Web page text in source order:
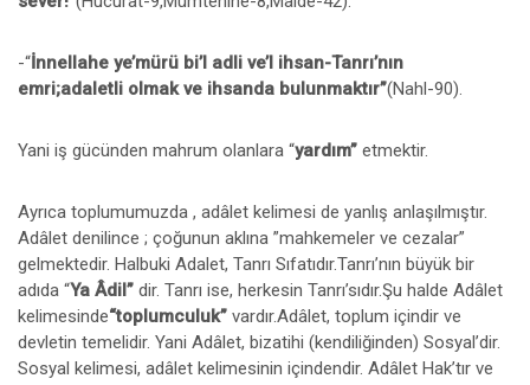
-“İnnellahe ye’mürü bi’l adli ve’l ihsan-Tanrı’nın
emri;adaletli olmak ve ihsanda bulunmaktır”(Nahl-90).
Yani iş gücünden mahrum olanlara “yardım” etmektir.
Ayrıca toplumumuzda , adâlet kelimesi de yanlış anlaşılmıştır.
Adâlet denilince ; çoğunun aklına ”mahkemeler ve cezalar”
gelmektedir. Halbuki Adalet, Tanrı Sıfatıdır.Tanrı’nın büyük bir
adıda “Ya Âdil” dir. Tanrı ise, herkesin Tanrı’sıdır.Şu halde Adâlet
kelimesinde“toplumculuk” vardır.Adâlet, toplum içindir ve
devletin temelidir. Yani Adâlet, bizatihi (kendiliğinden) Sosyal’dir.
Sosyal kelimesi, adâlet kelimesinin içindendir. Adâlet Hak’tır ve